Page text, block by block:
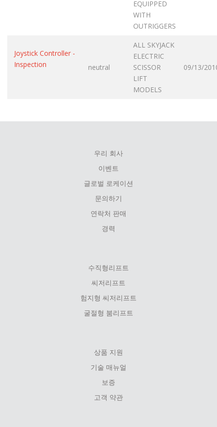
EQUIPPED
WITH
OUTRIGGERS
Joystick Controller -
Inspection
neutral
ALL SKYJACK
ELECTRIC
SCISSOR
LIFT
MODELS
09/13/
우리 회사
이벤트
글로벌 로케이션
문의하기
연락처 판매
경력
수직형리프트
씨저리프트
험지형 씨저리프트
굴절형 붐리프트
상품 지원
기술 매뉴얼
보증
고객 약관